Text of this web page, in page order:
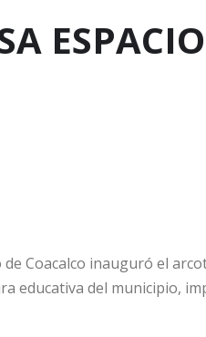
Coacalco inauguró el
educativa del municipio,